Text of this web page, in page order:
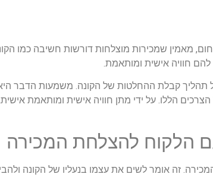
עסקי מנוסה עם ניסיון של 22 שנים בתחום, מאמין שמכירות מוצלחות
חוויה אישית ומותאמת.
תהליך קבלת ההחלטות של הקונה. משמעות הדבר
הללו. על ידי מתן חוויה אישית ומותאמת
הלקוח להצלחת המכירה
זה אומר לשים את עצמו בנעליו של הקונה